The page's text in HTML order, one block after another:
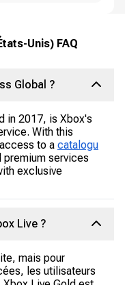
Unis) FAQ
Global ?
in 2017, is Xbox's
With this
to a catalogu
premium services
exclusive
Live ?
mais pour
les utilisateurs